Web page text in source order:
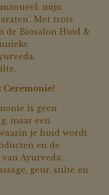
mijn
Met trots
de Biosalon Huid &
is geen
maar een
je huid wordt
en de
Ayurveda,
geur, stilte en